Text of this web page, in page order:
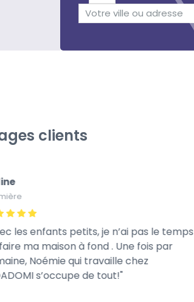
clients
les enfants petits, je n’ai pas le temps
ma maison à fond . Une fois par
Noémie qui travaille chez
s’occupe de tout!